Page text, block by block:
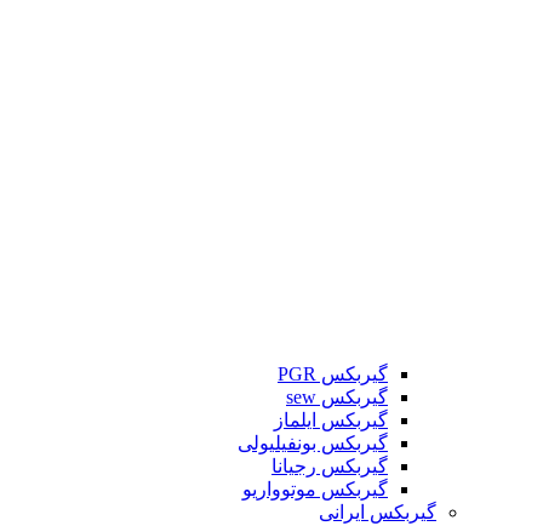
گیربکس PGR
گیربکس sew
گیربکس ایلماز
گیربکس بونفیلیولی
گیربکس رجیانا
گیربکس موتوواریو
گیربکس ایرانی